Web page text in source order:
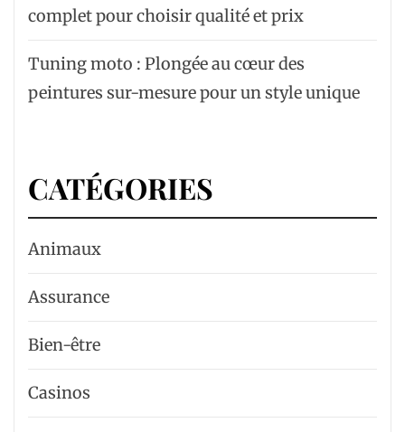
complet pour choisir qualité et prix
Tuning moto : Plongée au cœur des
peintures sur-mesure pour un style unique
CATÉGORIES
Animaux
Assurance
Bien-être
Casinos